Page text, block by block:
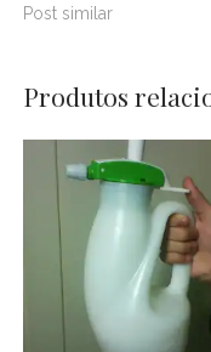
Post similar
Produtos